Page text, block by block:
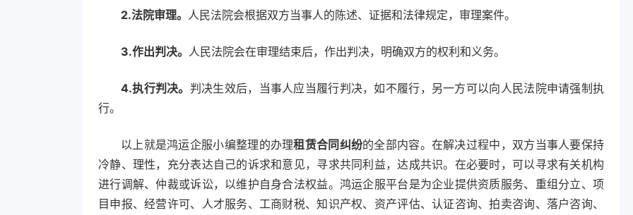
2.法院审理。 人民法院会根据双方当事人的陈述、证据和法律规定，审理案件。
3.作出判决。 人民法院会在审理结束后，作出判决，明确双方的权利和义务。
4.执行判决。 判决生效后，当事人应当履行判决，如不履行，另一方可以向人民法院申请强制执
行。
以上就是鸿运企服小编整理的办理租赁合同纠纷的全部内容。在解决过程中，双方当事人要保持
冷静、理性，充分表达自己的诉求和意见，寻求共同利益，达成共识。在必要时，可以寻求有关机构
进行调解、仲裁或诉讼，以维护自身合法权益。鸿运企服平台是为企业提供资质服务、重组分立、项
目申报、经营许可、人才服务、工商财税、知识产权、资产评估、认证咨询、拍卖咨询、落户咨询、